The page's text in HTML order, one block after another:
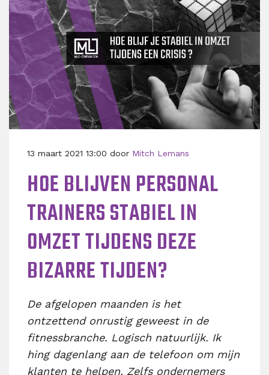
13 maart 2021 13:00 door Mitch Lemans
HOE BLIJVEN PERSONAL
TRAINERS STABIEL IN
OMZET TIJDENS DEZE
BIZARRE TIJDEN?
De afgelopen maanden is het
ontzettend onrustig geweest in de
fitnessbranche. Logisch natuurlijk. Ik
hing dagenlang aan de telefoon om mijn
klanten te helpen. Zelfs ondernemers